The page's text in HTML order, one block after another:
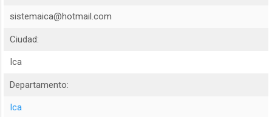
sistemaica@hotmail.com
Ciudad:
Ica
Departamento:
Ica